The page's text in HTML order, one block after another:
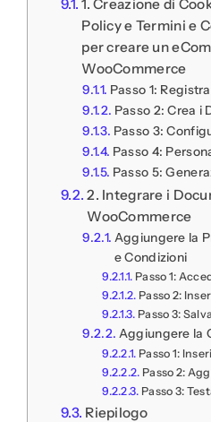
1. Creazione di
Policy e Termini e
per creare un
WooCommerce
Passo 1:
Passo 2: Crea i
Passo 3:
Passo 4:
Passo 5:
2. Integrare i
WooCommerce
Aggiungere la
e Condizioni
Passo 1:
Passo 2:
Passo 3:
Aggiungere la
Passo 1:
Passo 2:
Passo 3:
Riepilogo